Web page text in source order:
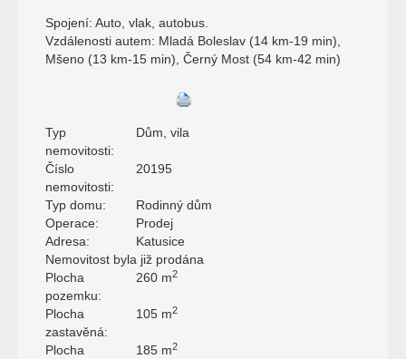
Spojení: Auto, vlak, autobus.
Vzdálenosti autem: Mladá Boleslav (14 km-19 min),
Mšeno (13 km-15 min), Černý Most (54 km-42 min)
Typ
nemovitosti:
Dům, vila
Číslo
nemovitosti:
20195
Typ domu:
Rodinný dům
Operace:
Prodej
Adresa:
Katusice
Nemovitost byla již prodána
Plocha
pozemku:
260 m2
Plocha
zastavěná:
105 m2
Plocha
185 m2